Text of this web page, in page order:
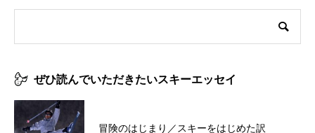
ぜひ読んでいただきたいスキーエッセイ
冒険のはじまり／スキーをはじめた訳